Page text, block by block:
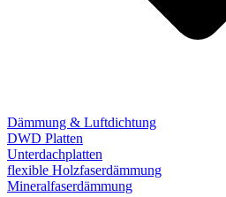
Dämmung & Luftdichtung
DWD Platten
Unterdachplatten
flexible Holzfaserdämmung
Mineralfaserdämmung